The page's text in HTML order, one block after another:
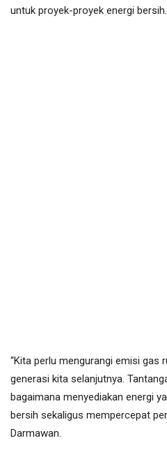
untuk proyek-proyek energi bersih.
“Kita perlu mengurangi emisi gas
generasi kita selanjutnya.
bagaimana menyediakan energi
bersih sekaligus mempercepat
Darmawan.